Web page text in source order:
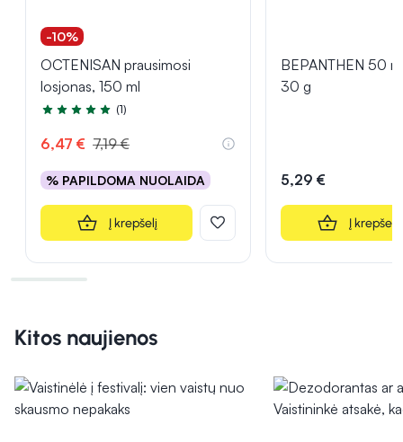
-10%
OCTENISAN prausimosi
losjonas, 150 ml
Įvertinimas 5.0 iš 5
(1)
6,47 € 7,19 €
% PAPILDOMA NUOLAIDA
Į krepšelį
BEPANTHEN 50
30 g
5,29 €
Į krepšelį
Kitos naujienos